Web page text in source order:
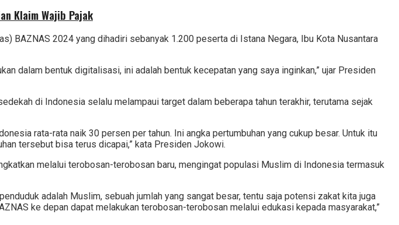
Klaim Wajib Pajak
BAZNAS 2024 yang dihadiri sebanyak 1.200 peserta di Istana Negara, Ibu Kota Nusantara
dalam bentuk digitalisasi, ini adalah bentuk kecepatan yang saya inginkan,” ujar Presiden
di Indonesia selalu melampaui target dalam beberapa tahun terakhir, terutama sejak
rata-rata naik 30 persen per tahun. Ini angka pertumbuhan yang cukup besar. Untuk itu
tersebut bisa terus dicapai,” kata Presiden Jokowi.
melalui terobosan-terobosan baru, mengingat populasi Muslim di Indonesia termasuk
adalah Muslim, sebuah jumlah yang sangat besar, tentu saja potensi zakat kita juga
ke depan dapat melakukan terobosan-terobosan melalui edukasi kepada masyarakat,”